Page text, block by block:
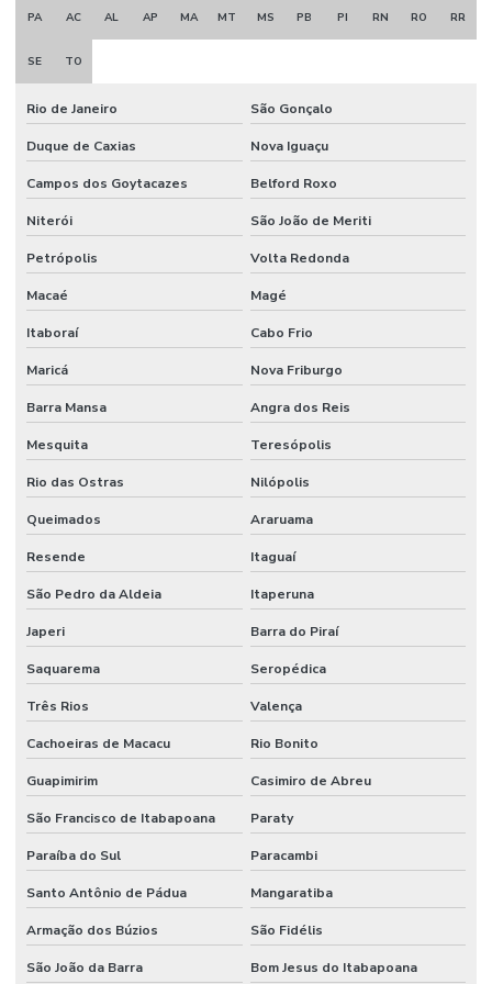
Trava serra
Trava serra circular
Travadeira de serra fita
PA AC AL AP MA MT MS PB PI RN RO RR
SE TO
Rio de Janeiro São Gonçalo
Duque de Caxias Nova Iguaçu
Campos dos Goytacazes Belford Roxo
Niterói São João de Meriti
Petrópolis Volta Redonda
Macaé Magé
Itaboraí Cabo Frio
Maricá Nova Friburgo
Barra Mansa Angra dos Reis
Mesquita Teresópolis
Rio das Ostras Nilópolis
Queimados Araruama
Resende Itaguaí
São Pedro da Aldeia Itaperuna
Japeri Barra do Piraí
Saquarema Seropédica
Três Rios Valença
Cachoeiras de Macacu Rio Bonito
Guapimirim Casimiro de Abreu
São Francisco de Itabapoana Paraty
Paraíba do Sul Paracambi
Santo Antônio de Pádua Mangaratiba
Armação dos Búzios São Fidélis
São João da Barra Bom Jesus do Itabapoana